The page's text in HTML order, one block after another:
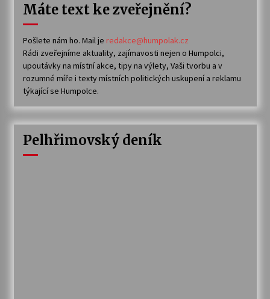
Máte text ke zveřejnění?
Pošlete nám ho. Mail je redakce@humpolak.cz
Rádi zveřejníme aktuality, zajímavosti nejen o Humpolci,
upoutávky na místní akce, tipy na výlety, Vaši tvorbu a v
rozumné míře i texty místních politických uskupení a reklamu
týkající se Humpolce.
Pelhřimovský deník